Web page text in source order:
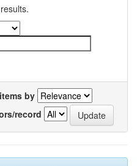
by
record